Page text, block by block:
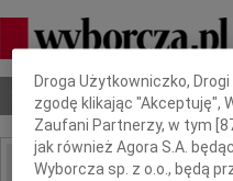
Nekrologi Odeszli
Dbamy o Twoją prywatność
Droga Użytkowniczko,
zgodę klikając "Akceptuję",
Zaufani Partnerzy, w tym [
jak również Agora S.A.
Wyborcza sp. z o.o., będą